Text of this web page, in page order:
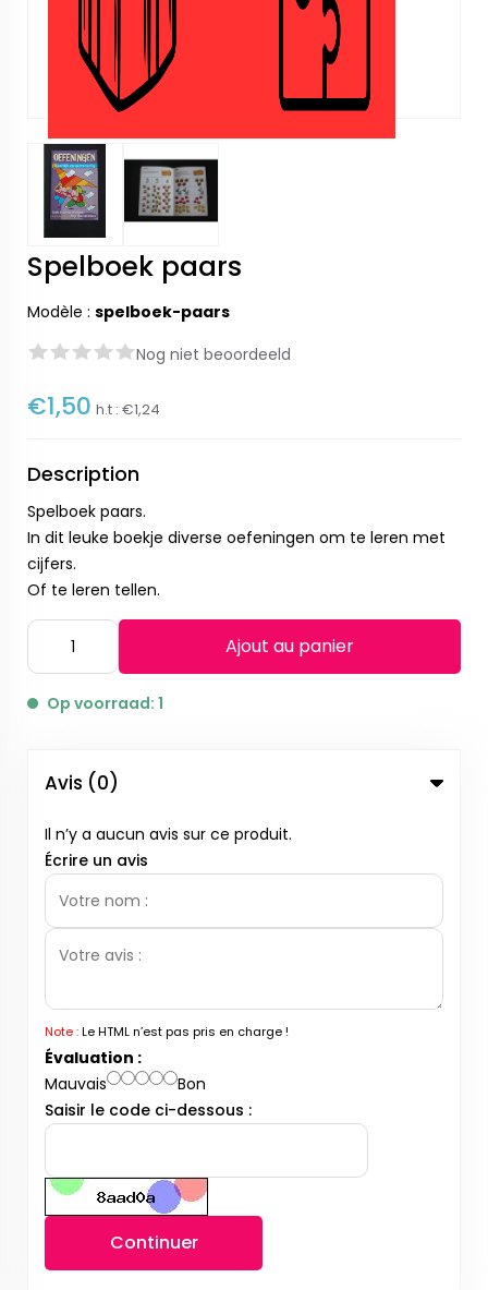
Spelboek paars
Modèle : spelboek-paars
Nog niet beoordeeld
€1,50 h.t : €1,24
Description
Spelboek paars.
In dit leuke boekje diverse oefeningen om te leren met
cijfers.
Of te leren tellen.
Ajout au panier
Op voorraad: 1
Avis (0)
Il n’y a aucun avis sur ce produit.
Écrire un avis
Note :Le HTML n’est pas pris en charge !
Évaluation :
Mauvais
Bon
Saisir le code ci-dessous :
Continuer